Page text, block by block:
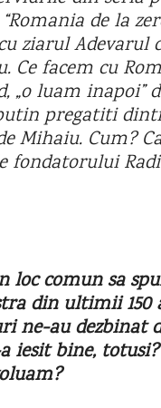
de la
ziarul Adevarul
Ce facem cu
„o luam inapoi”
pregatiti
Mihaiu. Cum?
fondatorului
loc comun sa
din ultimii 150
ne-au dezbinat
iesit bine,